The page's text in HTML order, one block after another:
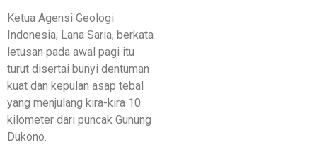
Ketua Agensi Geologi
Indonesia, Lana Saria, berkata
letusan pada awal pagi itu
turut disertai bunyi dentuman
kuat dan kepulan asap tebal
yang menjulang kira-kira 10
kilometer dari puncak Gunung
Dukono.